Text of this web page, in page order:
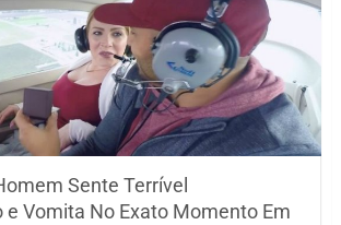
Sente Terrível
e Vomita No Exato Momento Em